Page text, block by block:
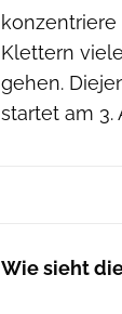
konzentriere
Klettern
gehen.
startet am 3.
Wie sieht